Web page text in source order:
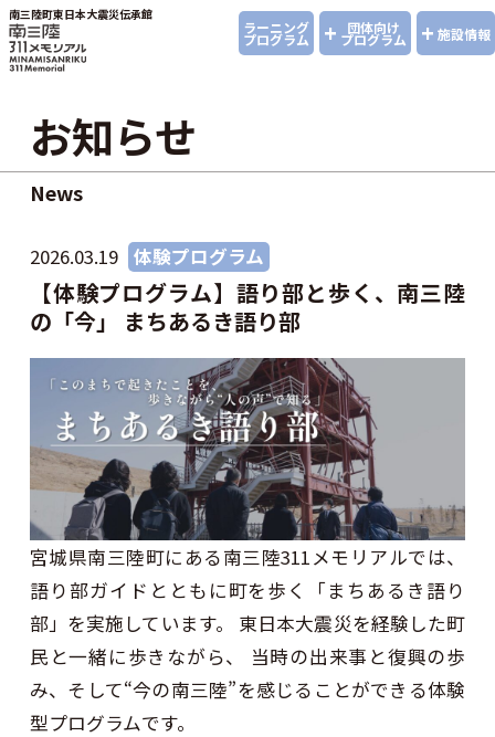
南三陸町東日本大震災伝承館
ラーニング
プログラム + 団体向け
プログラム + 施設情報
お知らせ
News
2026.03.19 体験プログラム
【体験プログラム】語り部と歩く、南三陸
の「今」 まちあるき語り部
宮城県南三陸町にある南三陸311メモリアルでは、
語り部ガイドとともに町を歩く「まちあるき語り
部」を実施しています。 東日本大震災を経験した町
民と一緒に歩きながら、 当時の出来事と復興の歩
み、そして“今の南三陸”を感じることができる体験
型プログラムです。